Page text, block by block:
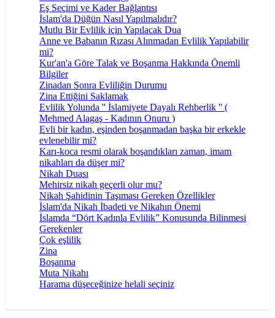
Eş Seçimi ve Kader Bağlantısı
İslam'da Düğün Nasıl Yapılmalıdır?
Mutlu Bir Evlilik için Yapılacak Dua
Anne ve Babanın Rızası Alınmadan Evlilik Yapılabilir
mi?
Kur'an'a Göre Talak ve Boşanma Hakkında Önemli
Bilgiler
Zinadan Sonra Evliliğin Durumu
Zina Ettiğini Saklamak
Evlilik Yolunda '' İslamiyete Dayalı Rehberlik '' (
Mehmed Alagaş - Kadının Onuru )
Evli bir kadın, eşinden boşanmadan başka bir erkekle
evlenebilir mi?
Karı-koca resmi olarak boşandıkları zaman, imam
nikahları da düşer mi?
Nikah Duası
Mehirsiz nikah geçerli olur mu?
Nikah Şahidinin Taşıması Gereken Özellikler
İslam'da Nikah İbadeti ve Nikahın Önemi
İslamda “Dört Kadınla Evlilik” Konusunda Bilinmesi
Gerekenler
Çok eşlilik
Zina
Boşanma
Muta Nikahı
Harama düşeceğinize helali seçiniz